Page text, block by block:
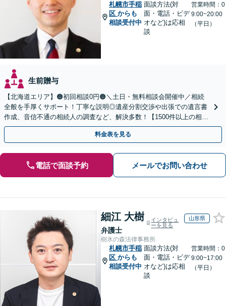
札幌市手稲
区 からも
相談受付中
面談方法(対
面・電話・ビデ
オなど)は応相
談
営業時間：0
9:00~20:00
（平日）
生前贈与
【北海道エリア】🟠初回相談0円🟠＼土日・無料相談会開催中／相続
全般を手厚くサポート！丁寧な説明◎遺産分割交渉や出張での遺言書
作成、音信不通の相続人の調査など、解決多数！【1500件以上の相談
実績あり】【分かりやすい料金体系】
料金表を見る
電話で面談予約 メールでお問い合わせ
細江 大樹
弁護士
インタビュ
ーを見る
山形県
樹氷の森法律事務所
札幌市手稲
区 からも
相談受付中
面談方法(対
面・電話・ビデ
オなど)は応相
談
営業時間：0
9:00~17:00
（平日）